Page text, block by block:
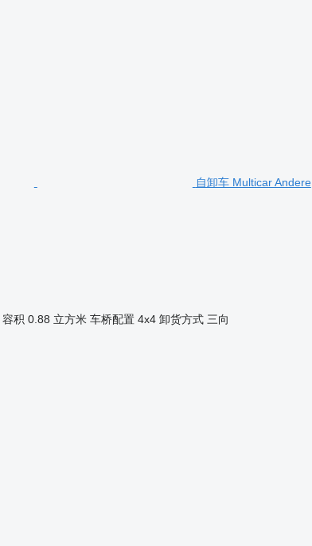
自卸车 Multicar Andere
容积 0.88 立方米 车桥配置 4x4 卸货方式 三向